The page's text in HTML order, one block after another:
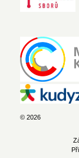
© 2026